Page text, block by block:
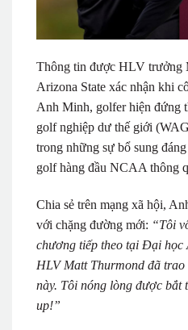
Thông tin được HLV trưởng
Arizona State xác nhận khi
Anh Minh, golfer hiện đứng
golf nghiệp dư thế giới
trong những sự bổ sung
golf hàng đầu NCAA thông
Chia sẻ trên mạng xã hội,
với chặng đường mới: “Tôi
chương tiếp theo tại Đại học
HLV Matt Thurmond đã
này. Tôi nóng lòng được bắt
up!”